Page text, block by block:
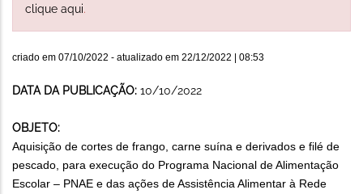
clique aqui.
criado em 07/10/2022 - atualizado em 22/12/2022 | 08:53
DATA DA PUBLICAÇÃO: 10/10/2022
OBJETO:
Aquisição de cortes de frango, carne suína e derivados e filé de
pescado, para execução do Programa Nacional de Alimentação
Escolar – PNAE e das ações de Assistência Alimentar à Rede